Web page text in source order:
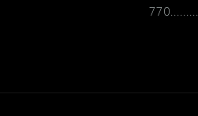
770...........